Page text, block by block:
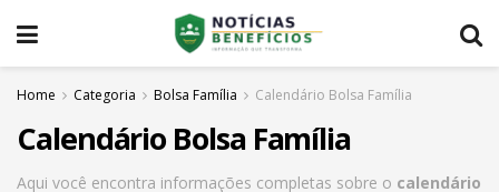
Home Categoria Bolsa Família Calendário Bolsa Família
Calendário Bolsa Família
Aqui você encontra informações completas sobre o calendário